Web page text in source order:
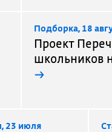
Подборка, 18
Проект
школьников
→
23 июля